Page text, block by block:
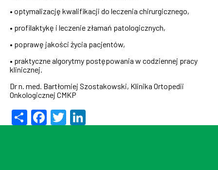
• optymalizację kwalifikacji do leczenia chirurgicznego,
• profilaktykę i leczenie złamań patologicznych,
• poprawę jakości życia pacjentów,
• praktyczne algorytmy postępowania w codziennej pracy
klinicznej.
Dr n. med. Bartłomiej Szostakowski, Klinika Ortopedii
Onkologicznej CMKP
ShareFacebook
Twitter